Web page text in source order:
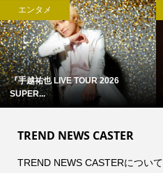
エンタメ
『手越祐也 LIVE TOUR 2026
SUPER...
TREND NEWS CASTER
TREND NEWS CASTERについて